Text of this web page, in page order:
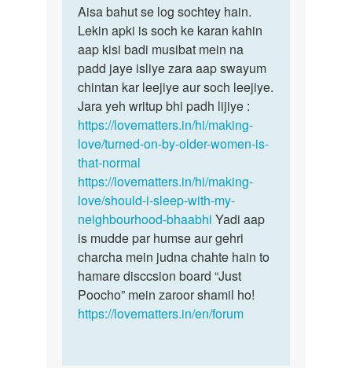
to
Muje
ek
unti
ke
pyar
ho
gya…
by
Baban
Aisa
bahut
se
log
sochtey…
Aisa bahut se log sochtey hain.
Lekin apki is soch ke karan kahin
aap kisi badi musibat mein na
padd jaye isliye zara aap swayum
chintan kar leejiye aur soch leejiye.
Jara yeh writup bhi padh lijiye :
https://lovematters.in/hi/making-
love/turned-on-by-older-women-is-
that-normal
https://lovematters.in/hi/making-
love/should-i-sleep-with-my-
neighbourhood-bhaabhi Yadi aap
is mudde par humse aur gehri
charcha mein judna chahte hain to
hamare disccsion board “Just
Poocho” mein zaroor shamil ho!
https://lovematters.in/en/forum